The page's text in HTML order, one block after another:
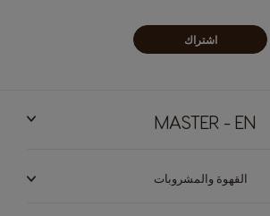
اشتراك
MASTER - EN
القهوة والمشروبات